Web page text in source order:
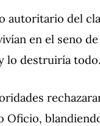
autoritario del
en el seno
lo destruiría todo.
Oficio,